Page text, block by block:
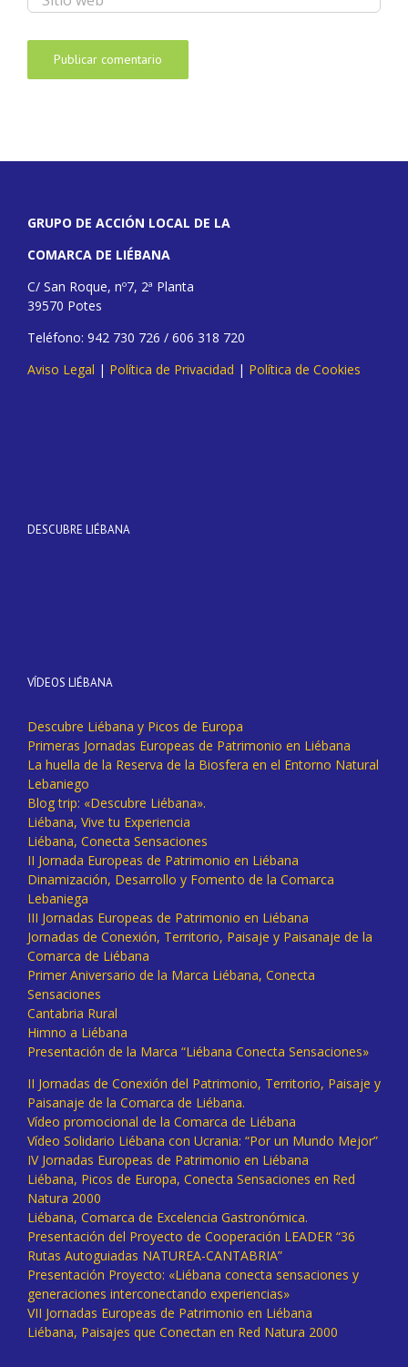
GRUPO DE ACCIÓN LOCAL DE LA
COMARCA DE LIÉBANA
C/ San Roque, nº7, 2ª Planta
39570 Potes
Teléfono: 942 730 726 / 606 318 720
Aviso Legal | Política de Privacidad | Política de Cookies
DESCUBRE LIÉBANA
VÍDEOS LIÉBANA
Descubre Liébana y Picos de Europa
Primeras Jornadas Europeas de Patrimonio en Liébana
La huella de la Reserva de la Biosfera en el Entorno Natural
Lebaniego
Blog trip: «Descubre Liébana».
Liébana, Vive tu Experiencia
Liébana, Conecta Sensaciones
II Jornada Europeas de Patrimonio en Liébana
Dinamización, Desarrollo y Fomento de la Comarca
Lebaniega
III Jornadas Europeas de Patrimonio en Liébana
Jornadas de Conexión, Territorio, Paisaje y Paisanaje de la
Comarca de Liébana
Primer Aniversario de la Marca Liébana, Conecta
Sensaciones
Cantabria Rural
Himno a Liébana
Presentación de la Marca “Liébana Conecta Sensaciones»
II Jornadas de Conexión del Patrimonio, Territorio, Paisaje y
Paisanaje de la Comarca de Liébana.
Vídeo promocional de la Comarca de Liébana
Vídeo Solidario Liébana con Ucrania: “Por un Mundo Mejor”
IV Jornadas Europeas de Patrimonio en Liébana
Liébana, Picos de Europa, Conecta Sensaciones en Red
Natura 2000
Liébana, Comarca de Excelencia Gastronómica.
Presentación del Proyecto de Cooperación LEADER “36
Rutas Autoguiadas NATUREA-CANTABRIA”
Presentación Proyecto: «Liébana conecta sensaciones y
generaciones interconectando experiencias»
VII Jornadas Europeas de Patrimonio en Liébana
Liébana, Paisajes que Conectan en Red Natura 2000